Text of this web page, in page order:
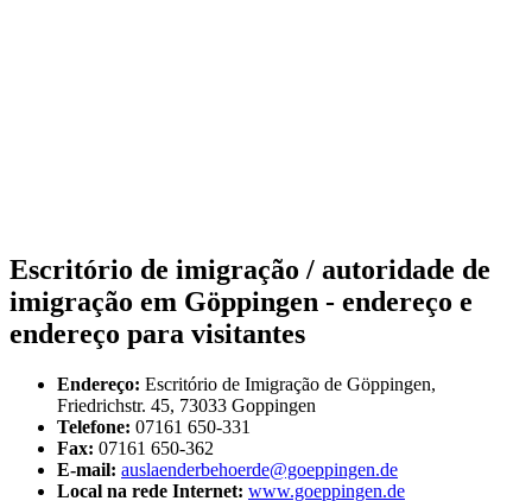
Escritório de imigração / autoridade de
imigração em Göppingen - endereço e
endereço para visitantes
Endereço: Escritório de Imigração de Göppingen,
Friedrichstr. 45, 73033 Goppingen
Telefone: 07161 650-331
Fax: 07161 650-362
E-mail: auslaenderbehoerde@goeppingen.de
Local na rede Internet: www.goeppingen.de